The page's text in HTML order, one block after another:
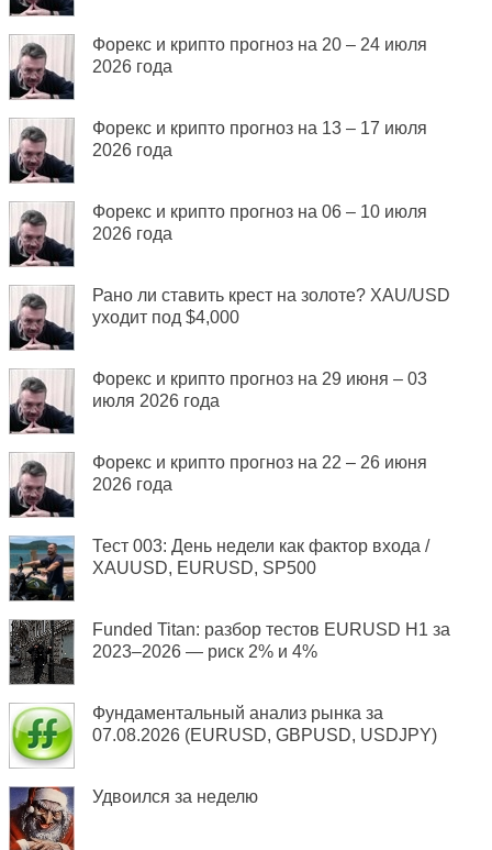
Форекс и крипто прогноз на 20 – 24 июля
2026 года
Форекс и крипто прогноз на 13 – 17 июля
2026 года
Форекс и крипто прогноз на 06 – 10 июля
2026 года
Рано ли ставить крест на золоте? XAU/USD
уходит под $4,000
Форекс и крипто прогноз на 29 июня – 03
июля 2026 года
Форекс и крипто прогноз на 22 – 26 июня
2026 года
Тест 003: День недели как фактор входа /
XAUUSD, EURUSD, SP500
Funded Titan: разбор тестов EURUSD H1 за
2023–2026 — риск 2% и 4%
Фундаментальный анализ рынка за
07.08.2026 (EURUSD, GBPUSD, USDJPY)
Удвоился за неделю